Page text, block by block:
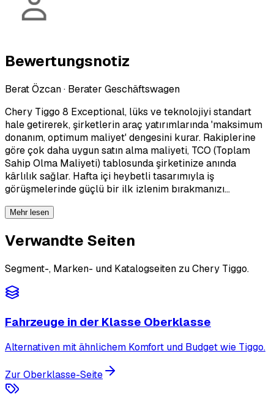
Bewertungsnotiz
Berat Özcan· Berater Geschäftswagen
Chery Tiggo 8 Exceptional, lüks ve teknolojiyi standart
hale getirerek, şirketlerin araç yatırımlarında 'maksimum
donanım, optimum maliyet' dengesini kurar. Rakiplerine
göre çok daha uygun satın alma maliyeti, TCO (Toplam
Sahip Olma Maliyeti) tablosunda şirketinize anında
kârlılık sağlar. Hafta içi heybetli tasarımıyla iş
görüşmelerinde güçlü bir ilk izlenim bırakmanızı…
Mehr lesen
Verwandte Seiten
Segment-, Marken- und Katalogseiten zu Chery Tiggo.
Fahrzeuge in der Klasse Oberklasse
Alternativen mit ähnlichem Komfort und Budget wie Tiggo.
Zur Oberklasse-Seite